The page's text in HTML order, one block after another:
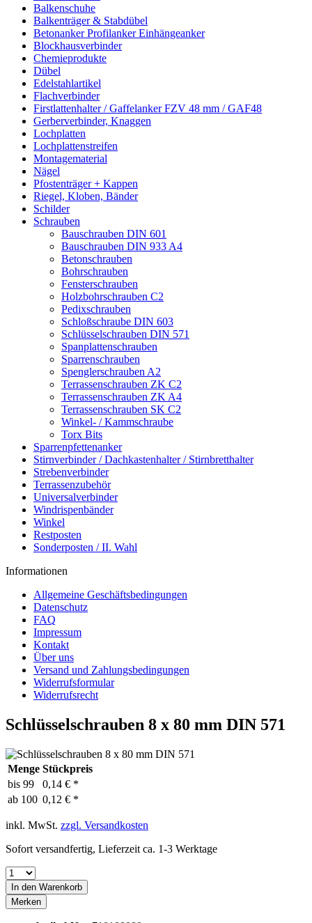
Balkenschuhe
Balkenträger & Stabdübel
Betonanker Profilanker Einhängeanker
Blockhausverbinder
Chemieprodukte
Dübel
Edelstahlartikel
Flachverbinder
Firstlattenhalter / Gaffelanker FZV 48 mm / GAF48
Gerberverbinder, Knaggen
Lochplatten
Lochplattenstreifen
Montagematerial
Nägel
Pfostenträger + Kappen
Riegel, Kloben, Bänder
Schilder
Schrauben
Bauschrauben DIN 601
Bauschrauben DIN 933 A4
Betonschrauben
Bohrschrauben
Fensterschrauben
Holzbohrschrauben C2
Pedixschrauben
Schloßschraube DIN 603
Schlüsselschrauben DIN 571
Spanplattenschrauben
Sparrenschrauben
Spenglerschrauben A2
Terrassenschrauben ZK C2
Terrassenschrauben ZK A4
Terrassenschrauben SK C2
Winkel- / Kammschraube
Torx Bits
Sparrenpfettenanker
Stirnverbinder / Dachkastenhalter / Stirnbretthalter
Strebenverbinder
Terrassenzubehör
Universalverbinder
Windrispenbänder
Winkel
Restposten
Sonderposten / II. Wahl
Informationen
Allgemeine Geschäftsbedingungen
Datenschutz
FAQ
Impressum
Kontakt
Über uns
Versand und Zahlungsbedingungen
Widerrufsformular
Widerrufsrecht
Schlüsselschrauben 8 x 80 mm DIN 571
Menge Stückpreis
bis 99
0,14 € *
ab 100 0,12 € *
inkl. MwSt. zzgl. Versandkosten
Sofort versandfertig, Lieferzeit ca. 1-3 Werktage
In den Warenkorb
Merken